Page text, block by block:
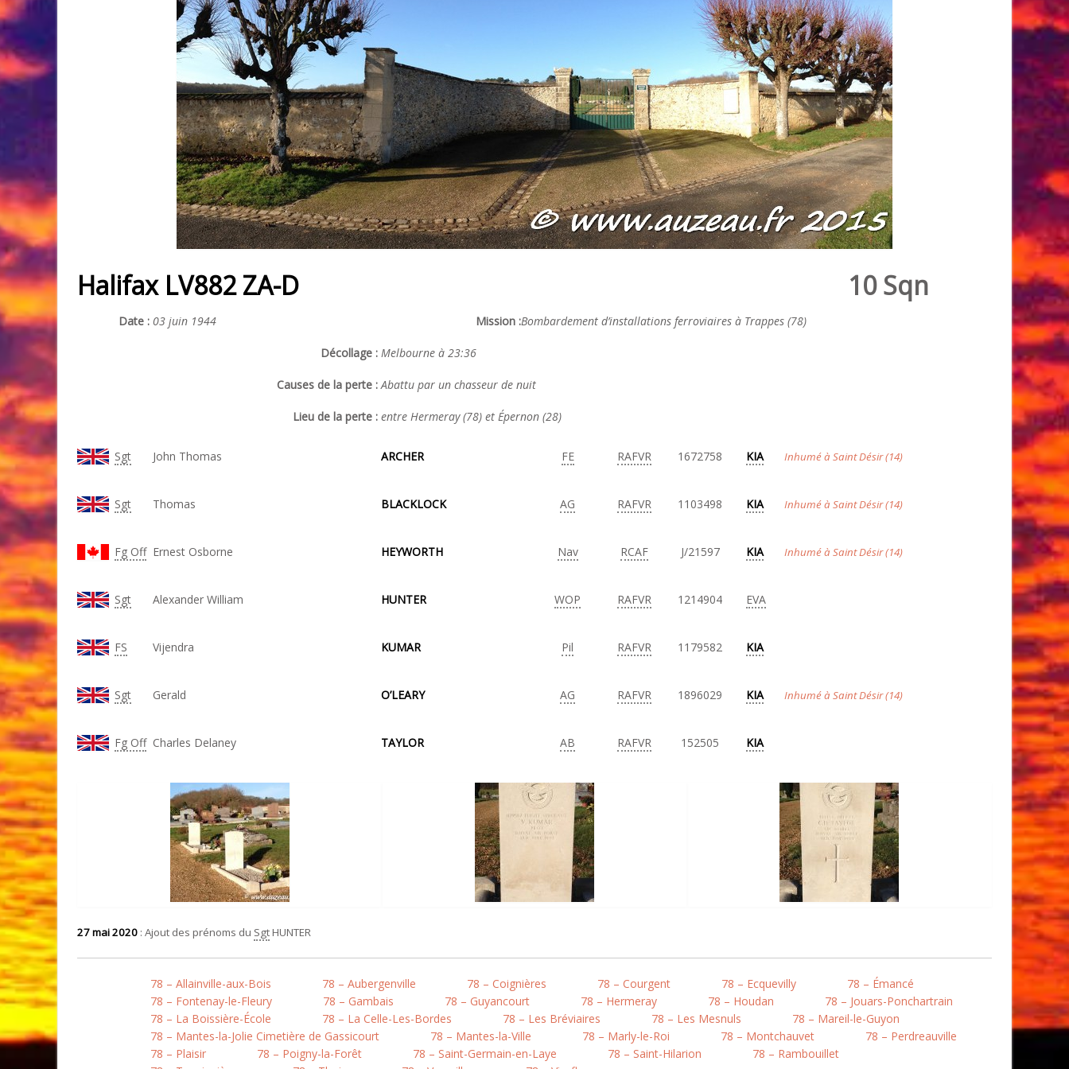
Halifax LV882 ZA-D 10 Sqn
Date : 03 juin 1944 Mission :Bombardement d’installations ferroviaires à Trappes (78)
Décollage : Melbourne à 23:36
Causes de la perte :Abattu par un chasseur de nuit
Lieu de la perte : entre Hermeray (78) et Épernon (28)
Sgt John Thomas ARCHER FE RAFVR 1672758 KIA Inhumé à Saint Désir (14)
Sgt Thomas BLACKLOCK AG RAFVR 1103498 KIA Inhumé à Saint Désir (14)
Fg Off Ernest Osborne HEYWORTH Nav RCAF J/21597 KIA Inhumé à Saint Désir (14)
Sgt Alexander William HUNTER WOP RAFVR 1214904 EVA
FS Vijendra KUMAR Pil RAFVR 1179582 KIA
Sgt Gerald O’LEARY AG RAFVR 1896029 KIA Inhumé à Saint Désir (14)
Fg Off Charles Delaney TAYLOR AB RAFVR 152505 KIA
27 mai 2020 : Ajout des prénoms du SgtHUNTER
78 – Allainville-aux-Bois 78 – Aubergenville 78 – Coignières 78 – Courgent 78 – Ecquevilly
78 – Émancé
78 – Fontenay-le-Fleury
78 – Gambais 78 – Guyancourt 78 – Hermeray 78 – Houdan
78 – Jouars-Ponchartrain
78 – La Boissière-École
78 – La Celle-Les-Bordes 78 – Les Bréviaires 78 – Les Mesnuls
78 – Mareil-le-Guyon
78 – Mantes-la-Jolie Cimetière de Gassicourt
78 – Mantes-la-Ville 78 – Marly-le-Roi 78 – Montchauvet
78 – Perdreauville
78 – Plaisir
78 – Poigny-la-Forêt 78 – Saint-Germain-en-Laye 78 – Saint-Hilarion
78 – Rambouillet